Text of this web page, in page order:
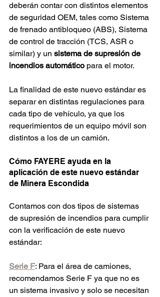
deberán contar con distintos elementos
de seguridad OEM, tales como Sistema
de frenado antibloqueo (ABS), Sistema
de control de tracción (TCS, ASR o
similar) y un sistema de supresión de
incendios automático para el motor.
La finalidad de este nuevo estándar es
separar en distintas regulaciones para
cada tipo de vehículo, ya que los
requerimientos de un equipo móvil son
distintos a los de un camión.
Cómo FAYERE ayuda en la
aplicación de este nuevo estándar
de Minera Escondida
Contamos con dos tipos de sistemas
de supresión de incendios para cumplir
con la verificación de este nuevo
estándar:
Serie F: Para el área de camiones,
recomendamos Serie F ya que no es
un sistema invasivo y solo se necesitan